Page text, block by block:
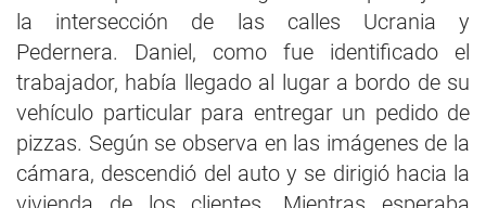
la intersección de las calles Ucrania y
Pedernera. Daniel, como fue identificado el
trabajador, había llegado al lugar a bordo de su
vehículo particular para entregar un pedido de
pizzas. Según se observa en las imágenes de la
cámara, descendió del auto y se dirigió hacia la